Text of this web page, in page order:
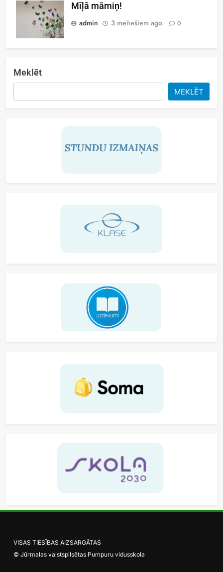
Mīļā māmiņ!
admin
3 mēnešiem ago 0
Meklēt
MEKLĒT
VISAS TIESĪBAS AIZSARGĀTAS
© Jūrmalas valstspilsētas Pumpuru vidusskola